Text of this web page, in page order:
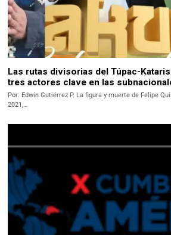
Las rutas divisorias del Túpac-
tres actores clave en las
Por: Edwin Gutiérrez P. La figura y muerte de Felipe
2021,…